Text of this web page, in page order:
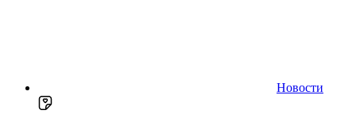
Новости